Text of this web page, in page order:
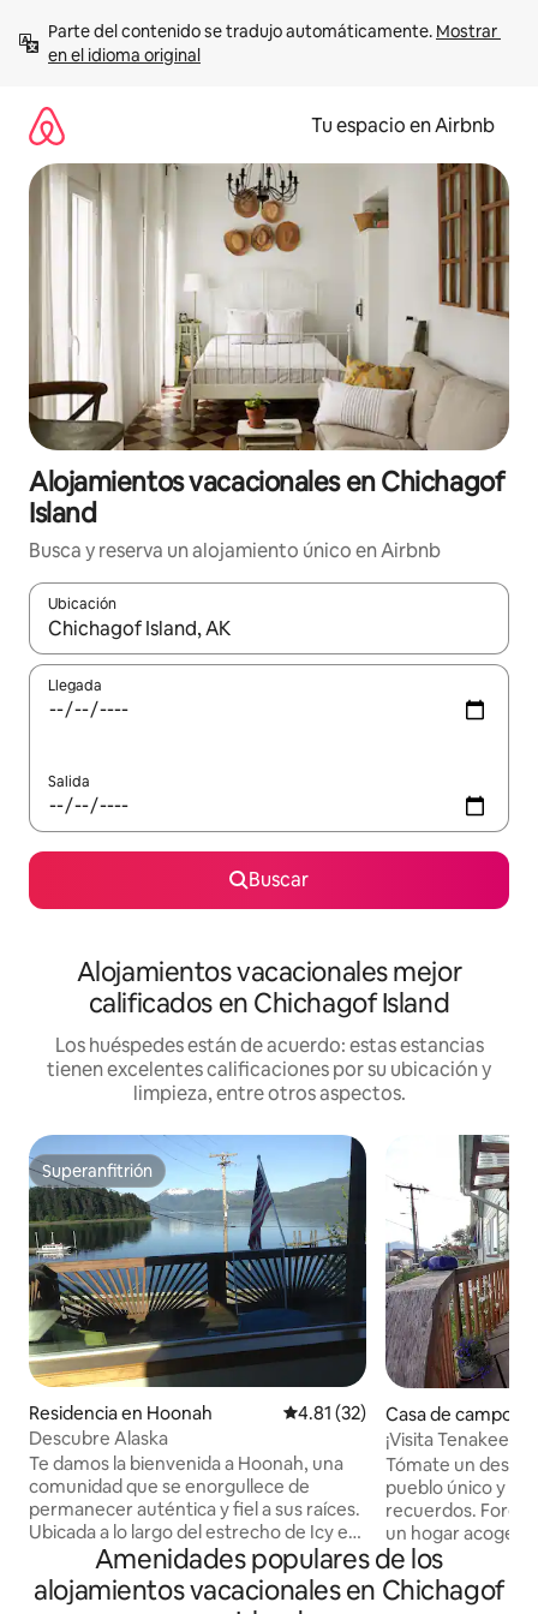
contenido
Parte del contenido se tradujo automáticamente. Mostrar
en el idioma original
Tu espacio en Airbnb
Alojamientos vacacionales en Chichagof
Island
Busca y reserva un alojamiento único en Airbnb
Ubicación
Cuando los resultados estén disponibles, podrás navegar
Llegada
Salida
Buscar
Alojamientos vacacionales mejor
calificados en Chichagof Island
Los huéspedes están de acuerdo: estas estancias
tienen excelentes calificaciones por su ubicación y
limpieza, entre otros aspectos.
Superanfitrión
Superanfitrión
Residencia en Hoonah Calificación promedio: 4.81 de
4.81 (32)
Descubre Alaska
Te damos la bienvenida a Hoonah, una
comunidad que se enorgullece de
permanecer auténtica y fiel a sus raíces.
Ubicada a lo largo del estrecho de Icy en
la isla de Chichagof, Hoonah es la
comunidad más grande de Tlingit en
Alaska. Los residentes encarnan una
Casa de campo
gs
¡Visita Tenakee
de Sitka.
Tómate un
pueblo único y
recuerdos. Forget-Me-Not Cottage es
un hogar
camas: con
La cocina está
nevera/
Amenidades populares de los
alojamientos vacacionales en Chichagof